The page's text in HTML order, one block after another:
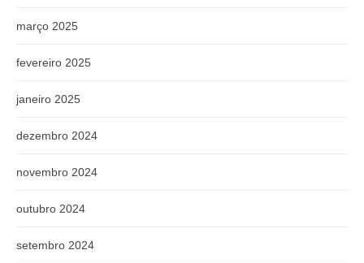
março 2025
fevereiro 2025
janeiro 2025
dezembro 2024
novembro 2024
outubro 2024
setembro 2024